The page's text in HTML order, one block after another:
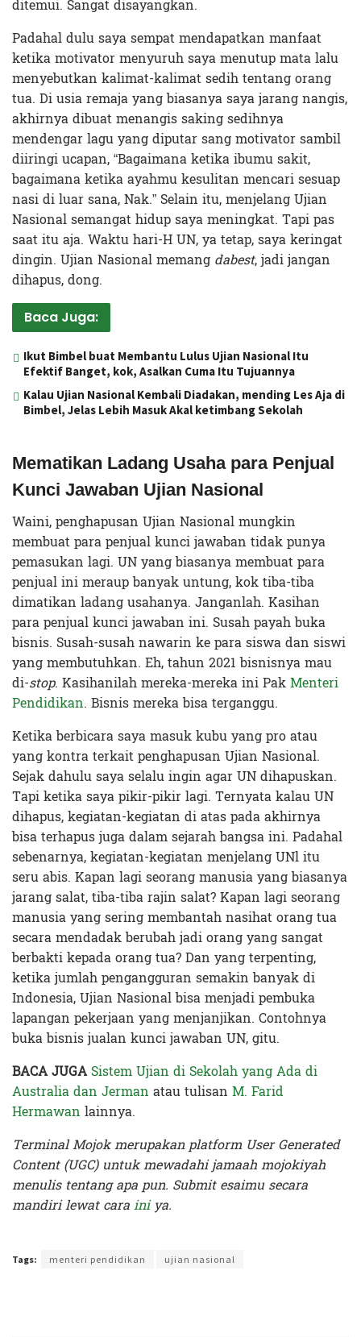
ditemui. Sangat disayangkan.
Padahal dulu saya sempat mendapatkan manfaat
ketika motivator menyuruh saya menutup mata lalu
menyebutkan kalimat-kalimat sedih tentang orang
tua. Di usia remaja yang biasanya saya jarang nangis,
akhirnya dibuat menangis saking sedihnya
mendengar lagu yang diputar sang motivator sambil
diiringi ucapan, “Bagaimana ketika ibumu sakit,
bagaimana ketika ayahmu kesulitan mencari sesuap
nasi di luar sana, Nak.” Selain itu, menjelang Ujian
Nasional semangat hidup saya meningkat. Tapi pas
saat itu aja. Waktu hari-H UN, ya tetap, saya keringat
dingin. Ujian Nasional memang dabest, jadi jangan
dihapus, dong.
Baca Juga:
Ikut Bimbel buat Membantu Lulus Ujian Nasional Itu
Efektif Banget, kok, Asalkan Cuma Itu Tujuannya
Kalau Ujian Nasional Kembali Diadakan, mending Les Aja di
Bimbel, Jelas Lebih Masuk Akal ketimbang Sekolah
Mematikan Ladang Usaha para Penjual
Kunci Jawaban Ujian Nasional
Waini, penghapusan Ujian Nasional mungkin
membuat para penjual kunci jawaban tidak punya
pemasukan lagi. UN yang biasanya membuat para
penjual ini meraup banyak untung, kok tiba-tiba
dimatikan ladang usahanya. Janganlah. Kasihan
para penjual kunci jawaban ini. Susah payah buka
bisnis. Susah-susah nawarin ke para siswa dan siswi
yang membutuhkan. Eh, tahun 2021 bisnisnya mau
di-stop. Kasihanilah mereka-mereka ini PakMenteri
Pendidikan. Bisnis mereka bisa terganggu.
Ketika berbicara saya masuk kubu yang pro atau
yang kontra terkait penghapusan Ujian Nasional.
Sejak dahulu saya selalu ingin agar UN dihapuskan.
Tapi ketika saya pikir-pikir lagi. Ternyata kalau UN
dihapus, kegiatan-kegiatan di atas pada akhirnya
bisa terhapus juga dalam sejarah bangsa ini. Padahal
sebenarnya, kegiatan-kegiatan menjelang UNl itu
seru abis. Kapan lagi seorang manusia yang biasanya
jarang salat, tiba-tiba rajin salat? Kapan lagi seorang
manusia yang sering membantah nasihat orang tua
secara mendadak berubah jadi orang yang sangat
berbakti kepada orang tua? Dan yang terpenting,
ketika jumlah pengangguran semakin banyak di
Indonesia, Ujian Nasional bisa menjadi pembuka
lapangan pekerjaan yang menjanjikan. Contohnya
buka bisnis jualan kunci jawaban UN, gitu.
BACA JUGA Sistem Ujian di Sekolah yang Ada di
Australia dan Jerman atau tulisan M. Farid
Hermawan lainnya.
Terminal Mojok merupakan platform User Generated
Content (UGC) untuk mewadahi jamaah mojokiyah
menulis tentang apa pun. Submit esaimu secara
mandiri lewat carainiya.
Tags: menteri pendidikan ujian nasional